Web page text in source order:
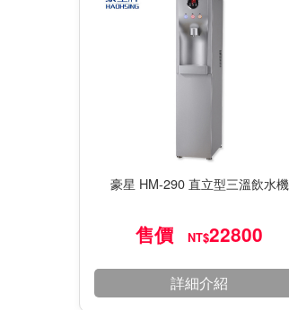
豪星 HM-290 直立型三溫飲水機
售價 NT$22800
詳細介紹